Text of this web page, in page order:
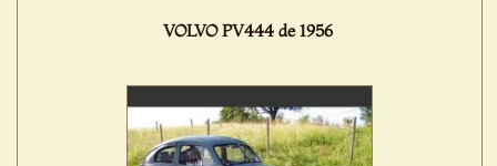
VOLVO PV444 de 1956